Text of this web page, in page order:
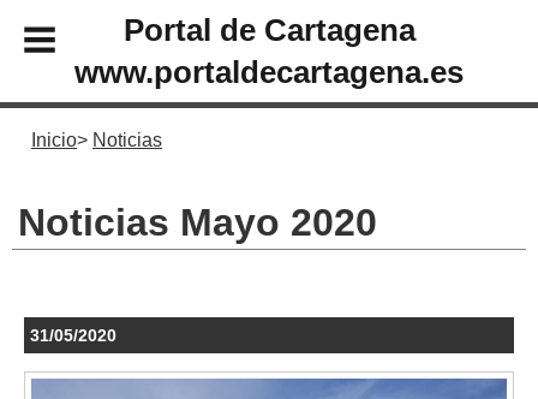
Portal de Cartagena
www.portaldecartagena.es
Inicio Noticias
Noticias Mayo 2020
31/05/2020